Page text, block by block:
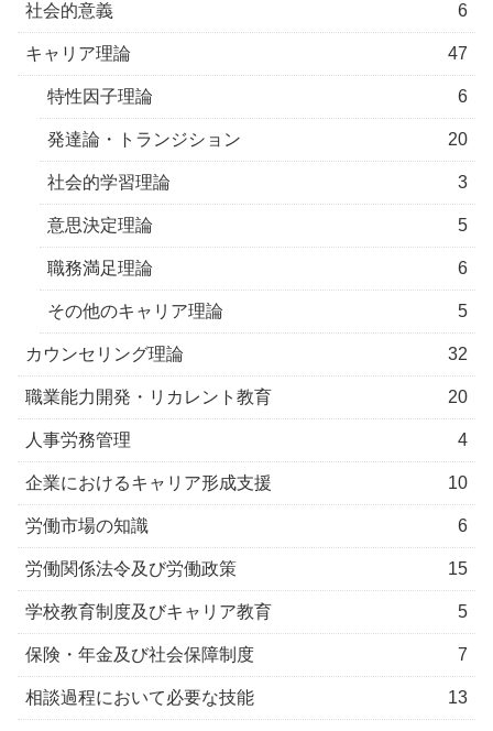
社会的意義 6
キャリア理論 47
特性因子理論 6
発達論・トランジション 20
社会的学習理論 3
意思決定理論 5
職務満足理論 6
その他のキャリア理論 5
カウンセリング理論 32
職業能力開発・リカレント教育 20
人事労務管理 4
企業におけるキャリア形成支援 10
労働市場の知識 6
労働関係法令及び労働政策 15
学校教育制度及びキャリア教育 5
保険・年金及び社会保障制度 7
相談過程において必要な技能 13